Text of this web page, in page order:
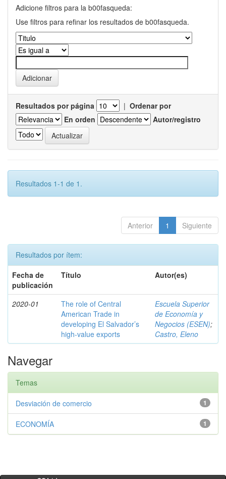
Adicione filtros para la b00fasqueda:
Use filtros para refinar los resultados de b00fasqueda.
Resultados por página | Ordenar por
En orden
Autor/registro
Resultados 1-1 de 1.
Anterior 1 Siguiente
Resultados por ítem:
Fecha de
publicación
Título Autor(es)
2020-01
The role of Central
American Trade in
developing El Salvador’s
high-value exports
Escuela Superior
de Economía y
Negocios (ESEN);
Castro, Eleno
Navegar
Temas
1
Desviación de comercio
1
ECONOMÍA